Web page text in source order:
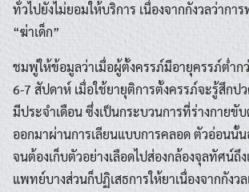
ทั่วไปยังไม่ยอมให้บริการ เนื่องจากกังวลว่ากา
“ฆ่าเด็ก”
ชมพู่ให้ข้อมูลว่าเมื่อผู้ตั้งครรภ์มีอายุครรภ์ต่ำก
6-7 สัปดาห์ เมื่อใช้ยายุติการตั้งครรภ์จะรู้สึกป
มีประจำเดือน ซึ่งเป็นกระบวนการที่ร่างกายขั
ออกมาผ่านการเลียนแบบการคลอด ตัวอ่อนนั้
จนต้องเก็บตัวอย่างเลือดไปส่องกล้องจุลทัศน์ถึ
แพทย์บางส่วนก็ปฏิเสธการให้ยาเนื่องจากกังว